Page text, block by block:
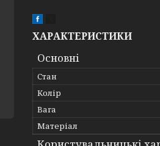
ХАРАКТЕРИСТИКИ
Основні
Стан
Колір
Вага
Матеріал